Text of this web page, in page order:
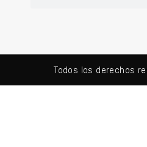
Todos los derechos